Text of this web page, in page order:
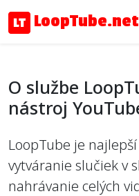
LoopTube.net
O službe
nástroj
LoopTube je
vytváranie slučiek v
nahrávanie celých